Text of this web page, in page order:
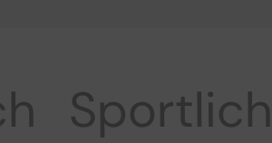
Sportlich